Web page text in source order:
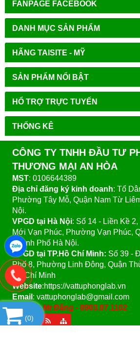
FANPAGE FACEBOOK
DANH MỤC SẢN PHẨM
HÃNG TAISITE - MỸ
SẢN PHẨM NỔI BẬT
HỔ TRỢ TRỰC TUYẾN
THỐNG KÊ
CÔNG TY TNHH ĐẦU TƯ
THƯƠNG MẠI AN HÒA
MST: 0106644389
Địa chỉ đăng ký kinh doanh: Tổ
Phường Tây Mỗ, Quận Nam Từ
Nội.
VPGD tại Hà Nội: Số 14 - Liền Kề
Mới Vạn Phúc, Phường Vạn Phúc,
Thành Phố Hà Nội.
VPGD tại TP.Hồ Chí Minh: Số 39 -
Phố 8, Phường Linh Đông, Quận
Hồ Chí Minh
Website:https://vattuphonglab.vn
Email : vattuphonglab@gmail.com
Hotline: Mr.Đăng - 0903.07.1102
(0)